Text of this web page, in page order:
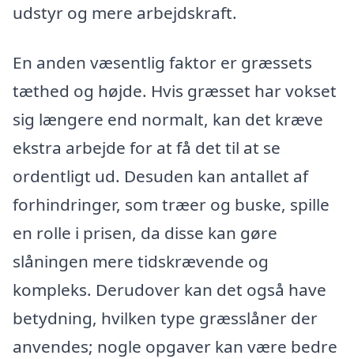
udstyr og mere arbejdskraft.
En anden væsentlig faktor er græssets
tæthed og højde. Hvis græsset har vokset
sig længere end normalt, kan det kræve
ekstra arbejde for at få det til at se
ordentligt ud. Desuden kan antallet af
forhindringer, som træer og buske, spille
en rolle i prisen, da disse kan gøre
slåningen mere tidskrævende og
kompleks. Derudover kan det også have
betydning, hvilken type græsslåner der
anvendes; nogle opgaver kan være bedre